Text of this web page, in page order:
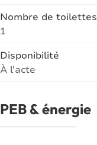
Nombre de toilettes
1
Disponibilité
À l'acte
PEB & énergie